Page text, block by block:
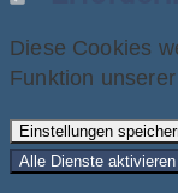
Diese Cookies
Funktion
Einstellungen
Alle Dienste aktivieren